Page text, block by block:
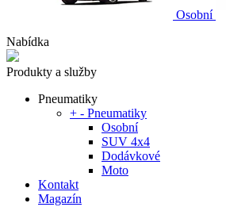
Osobní
Nabídka
Produkty a služby
Pneumatiky
+ - Pneumatiky
Osobní
SUV 4x4
Dodávkové
Moto
Kontakt
Magazín